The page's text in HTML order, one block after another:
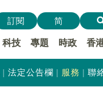
科技 專題 時政 香
訂閱 简
法定公告欄 服務 聯